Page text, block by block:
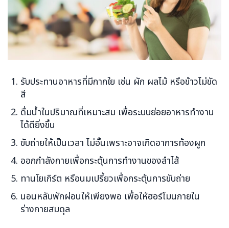
รับประทานอาหารที่มีกากใย เช่น ผัก ผลไม้ หรือข้าวไม่ขัด
สี
ดื่มน้ำในปริมาณที่เหมาะสม เพื่อระบบย่อยอาหารทำงาน
ได้ดียิ่งขึ้น
ขับถ่ายให้เป็นเวลา ไม่อั้นเพราะอาจเกิดอาการท้องผูก
ออกกำลังกายเพื่อกระตุ้นการทำงานของลำไส้
ทานโยเกิร์ต หรือนมเปรี้ยวเพื่อกระตุ้นการขับถ่าย
นอนหลับพักผ่อนให้เพียงพอ เพื่อให้ฮอร์โมนภายใน
ร่างกายสมดุล